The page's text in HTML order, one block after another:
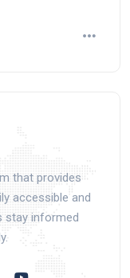
that provides
accessible and
stay informed